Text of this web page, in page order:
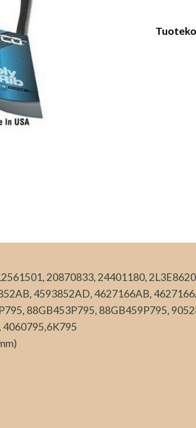
20870833, 24401180,
4593852AD, 4627166AB,
88GB453P795, 88GB459P795,
4060795,6K795